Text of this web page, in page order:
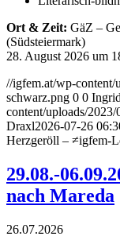
Ort & Zeit: GäZ –
(Südsteiermark)
28. August 2026 um
//igfem.at/wp-
schwarz.png 0 0
content/uploads/
Draxl2026-07-26
Herzgeröll – ≠igfem-
29.08.-
nach Mareda
26.07.2026